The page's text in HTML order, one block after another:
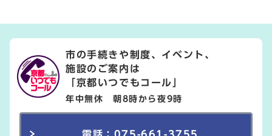
市の手続きや制度、イベント、
施設のご案内は
「京都いつでもコール」
年中無休 朝8時から夜9時
電話：075-661-3755